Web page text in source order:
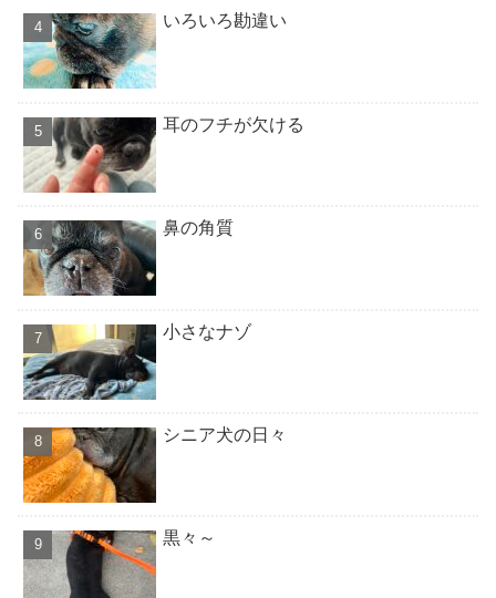
いろいろ勘違い
耳のフチが欠ける
鼻の角質
小さなナゾ
シニア犬の日々
黒々～